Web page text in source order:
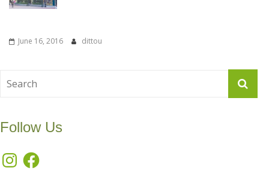
June 16, 2016 dittou
Follow Us
InstagramFacebook